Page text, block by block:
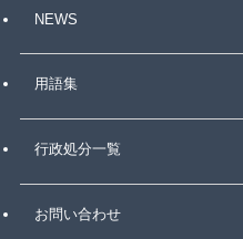
NEWS
用語集
行政処分一覧
お問い合わせ